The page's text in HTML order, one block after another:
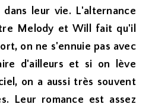
leur vie. L'alternance
Melody et Will fait qu'il
on ne s'ennuie pas avec
d'ailleurs et si on lève
on a aussi très souvent
Leur romance est assez